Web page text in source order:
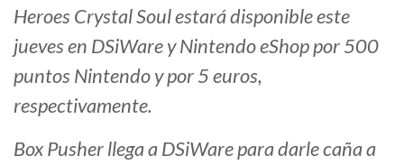
Heroes Crystal Soul estará disponible este
jueves en DSiWare y Nintendo eShop por 500
puntos Nintendo y por 5 euros,
respectivamente.
Box Pusher llega a DSiWare para darle caña a